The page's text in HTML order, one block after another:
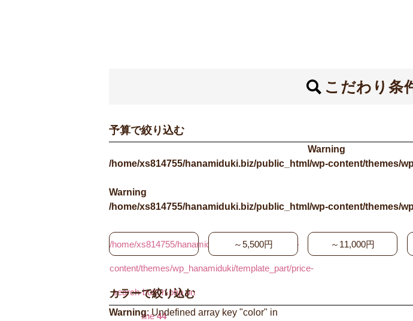
こだわり条
予算で絞り込む
Warning
/home/xs814755/hanamiduki.biz/public_html/wp-content/themes/
Warning
/home/xs814755/hanamiduki.biz/public_html/wp-content/themes/
/home/xs814755/hanamiduki.biz/public_html/wp-
content/themes/wp_hanamiduki/template_part/price-
search-button.php on
line44
～5,500円 ～11,000円
カラーで絞り込む
Warning: Undefined array key "color" in